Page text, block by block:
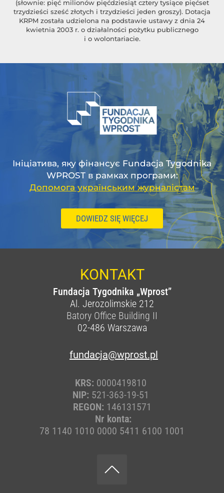
(słownie: pięć milionów pięćdziesiąt cztery tysiące pięćset
trzydzieści sześć złotych i trzydzieści jeden groszy). Dotacja
KRPM została udzielona na podstawie ustawy z dnia 24
kwietnia 2003 r. o działalności pożytku publicznego
i o wolontariacie.
Ініціатива, яку фінансує Fundacja Tygodnika
WPROST в рамках програми:
Допомога українським журналістам
DOWIEDZ SIĘ WIĘCEJ
KONTAKT
Fundacja Tygodnika „Wprost”
Al. Jerozolimskie 212
Batory Office Building II
02-486 Warszawa
fundacja@wprost.pl
KRS: 0000419810
NIP: 521-363-19-51
REGON: 146131571
Nr konta:
78 1140 1010 0000 5411 6100 1001